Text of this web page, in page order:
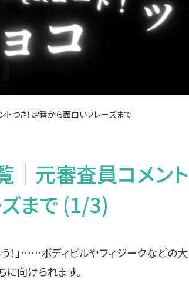
つき！定番から面白いフレーズまで
｜元審査員コメント
まで (1/3)
！」……ボディビルやフィジークなどの大
に向けられます。